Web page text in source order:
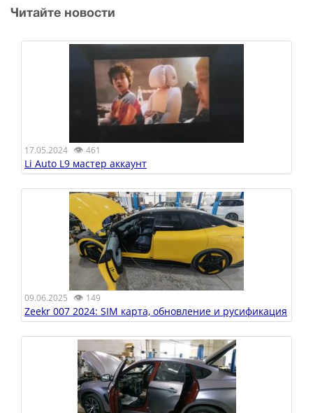
Читайте новости
17.05.2024 👁 461
Li Auto L9 мастер аккаунт
09.06.2025 👁 149
Zeekr 007 2024: SIM карта, обновление и русификация